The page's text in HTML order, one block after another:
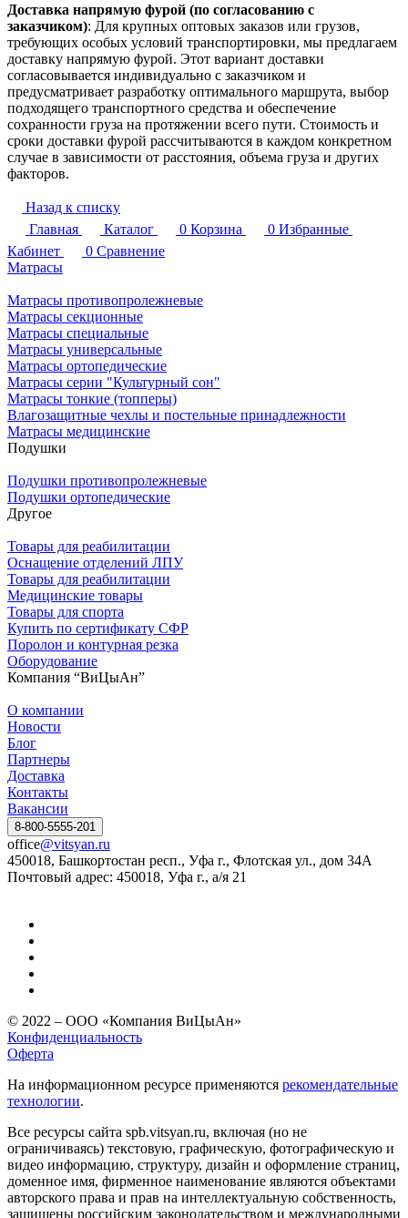
Доставка напрямую фурой (по согласованию с
заказчиком): Для крупных оптовых заказов или грузов,
требующих особых условий транспортировки, мы предлагаем
доставку напрямую фурой. Этот вариант доставки
согласовывается индивидуально с заказчиком и
предусматривает разработку оптимального маршрута, выбор
подходящего транспортного средства и обеспечение
сохранности груза на протяжении всего пути. Стоимость и
сроки доставки фурой рассчитываются в каждом конкретном
случае в зависимости от расстояния, объема груза и других
факторов.
Назад к списку
Главная
Каталог 0 Корзина 0 Избранные
Кабинет
0 Сравнение
Матрасы
Матрасы противопролежневые
Матрасы секционные
Матрасы специальные
Матрасы универсальные
Матрасы ортопедические
Матрасы серии "Культурный сон"
Матрасы тонкие (топперы)
Влагозащитные чехлы и постельные принадлежности
Матрасы медицинские
Подушки
Подушки противопролежневые
Подушки ортопедические
Другое
Товары для реабилитации
Оснащение отделений ЛПУ
Товары для реабилитации
Медицинские товары
Товары для спорта
Купить по сертификату СФР
Поролон и контурная резка
Оборудование
Компания “ВиЦыАн”
О компании
Новости
Блог
Партнеры
Доставка
Контакты
Вакансии
8-800-5555-201
office@vitsyan.ru
450018, Башкортостан респ., Уфа г., Флотская ул., дом 34А
Почтовый адрес: 450018, Уфа г., а/я 21
© 2022 – ООО «Компания ВиЦыАн»
Конфиденциальность
Оферта
На информационном ресурсе применяются рекомендательные
технологии.
Все ресурсы сайта spb.vitsyan.ru, включая (но не
ограничиваясь) текстовую, графическую, фотографическую и
видео информацию, структуру, дизайн и оформление страниц,
доменное имя, фирменное наименование являются объектами
авторского права и прав на интеллектуальную собственность,
защищены российским законодательством и международными